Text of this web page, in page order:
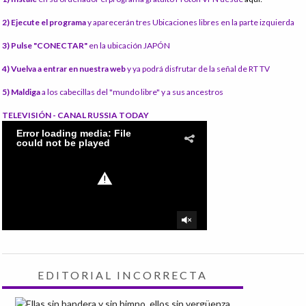
2) Ejecute el programay aparecerán tres Ubicaciones libres en la parte izquierda
3) Pulse "CONECTAR" en la ubicación JAPÓN
4) Vuelva a entrar en nuestra weby ya podrá disfrutar de la señal de RT TV
5) Maldigaa los cabecillas del "mundo libre" y a sus ancestros
TELEVISIÓN - CANAL RUSSIA TODAY
EDITORIAL INCORRECTA